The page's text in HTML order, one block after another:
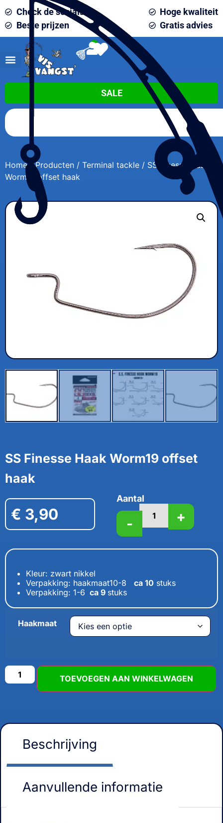
Check de socials
Beste prijzen
Hoge kwaliteit
Gratis advies
0
SALE
Home/Producten / Terminal tackle / SS Finesse Haak
Worm19 offset haak
SS Finesse Haak Worm19 offset
haak
€ 3,90
Aantal
- +
Kleur: zwart nikkel
Verpakking: haakmaat10-8 ca 10 stuks
Verpakking: 1-6 ca 9 stuks
Haakmaat
TOEVOEGEN AAN WINKELWAGEN
Beschrijving
Aanvullende informatie